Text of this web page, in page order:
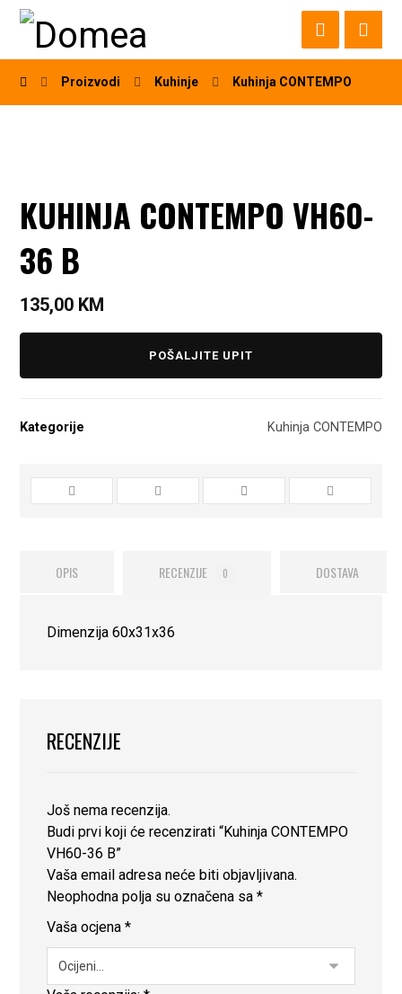
Proizvodi Kuhinje Kuhinja CONTEMPO
KUHINJA CONTEMPO VH60-
36 B
135,00 KM
POŠALJITE UPIT
Kategorije Kuhinja CONTEMPO
OPIS RECENZIJE 0 DOSTAVA
Dimenzija 60x31x36
RECENZIJE
Još nema recenzija.
Budi prvi koji će recenzirati “Kuhinja CONTEMPO
VH60-36 B”
Vaša email adresa neće biti objavljivana.
Neophodna polja su označena sa*
Vaša ocjena*